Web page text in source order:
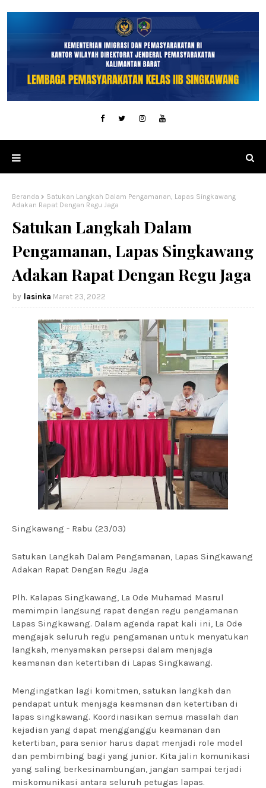
Beranda
Satukan Langkah Dalam Pengamanan, Lapas Singkawang
Adakan Rapat Dengan Regu Jaga
Satukan Langkah Dalam
Pengamanan, Lapas Singkawang
Adakan Rapat Dengan Regu Jaga
lasinka Maret 23, 2022
Singkawang - Rabu (23/03)
Satukan Langkah Dalam Pengamanan, Lapas Singkawang
Adakan Rapat Dengan Regu Jaga
Plh. Kalapas Singkawang, La Ode Muhamad Masrul
memimpin langsung rapat dengan regu pengamanan
Lapas Singkawang. Dalam agenda rapat kali ini, La Ode
mengajak seluruh regu pengamanan untuk menyatukan
langkah, menyamakan persepsi dalam menjaga
keamanan dan ketertiban di Lapas Singkawang.
Mengingatkan lagi komitmen, satukan langkah dan
pendapat untuk menjaga keamanan dan ketertiban di
lapas singkawang. Koordinasikan semua masalah dan
kejadian yang dapat mengganggu keamanan dan
ketertiban, para senior harus dapat menjadi role model
dan pembimbing bagi yang junior. Kita jalin komunikasi
yang saling berkesinambungan, jangan sampai terjadi
miskomunikasi antara seluruh petugas lapas.